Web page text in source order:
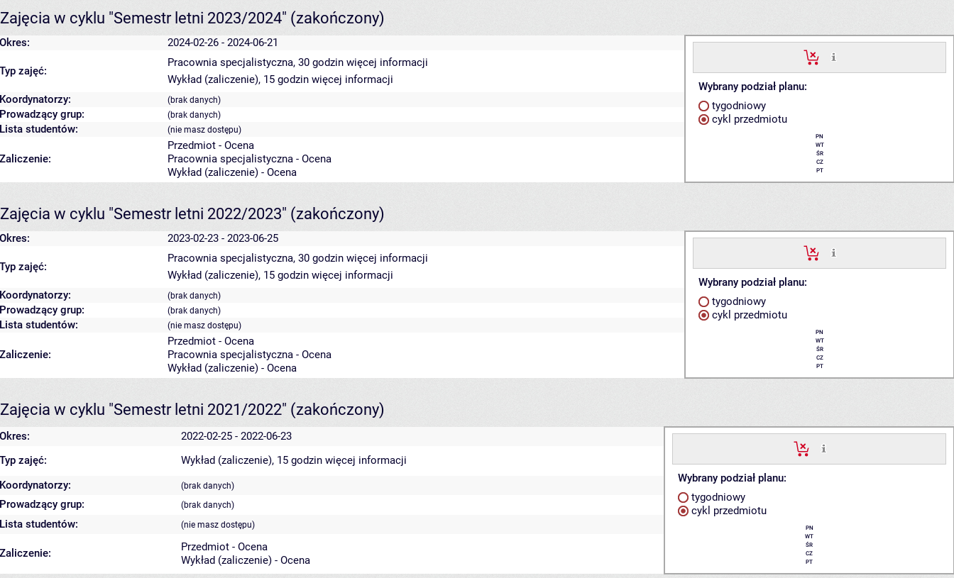
Zajęcia w cyklu "Semestr letni 2023/2024" (zakończony)
Okres: 2024-02-26 - 2024-06-21
Wybrany podział planu:
tygodniowy
cykl przedmiotu
PN
WT
ŚR
CZ
PT
Typ zajęć:
Pracownia specjalistyczna, 30 godzin więcej informacji
Wykład (zaliczenie), 15 godzin więcej informacji
Koordynatorzy:
(brak danych)
Prowadzący grup: (brak danych)
Lista studentów: (nie masz dostępu)
Zaliczenie:
Przedmiot - Ocena
Pracownia specjalistyczna - Ocena
Wykład (zaliczenie) - Ocena
Zajęcia w cyklu "Semestr letni 2022/2023" (zakończony)
Okres: 2023-02-23 - 2023-06-25
Wybrany podział planu:
tygodniowy
cykl przedmiotu
PN
WT
ŚR
CZ
PT
Typ zajęć:
Pracownia specjalistyczna, 30 godzin więcej informacji
Wykład (zaliczenie), 15 godzin więcej informacji
Koordynatorzy:
(brak danych)
Prowadzący grup: (brak danych)
Lista studentów: (nie masz dostępu)
Zaliczenie:
Przedmiot - Ocena
Pracownia specjalistyczna - Ocena
Wykład (zaliczenie) - Ocena
Zajęcia w cyklu "Semestr letni 2021/2022" (zakończony)
Okres: 2022-02-25 - 2022-06-23
Wybrany podział planu:
tygodniowy
cykl przedmiotu
PN
WT
ŚR
CZ
PT
Typ zajęć: Wykład (zaliczenie), 15 godzin więcej informacji
Koordynatorzy:
(brak danych)
Prowadzący grup: (brak danych)
Lista studentów: (nie masz dostępu)
Zaliczenie:
Przedmiot - Ocena
Wykład (zaliczenie) - Ocena